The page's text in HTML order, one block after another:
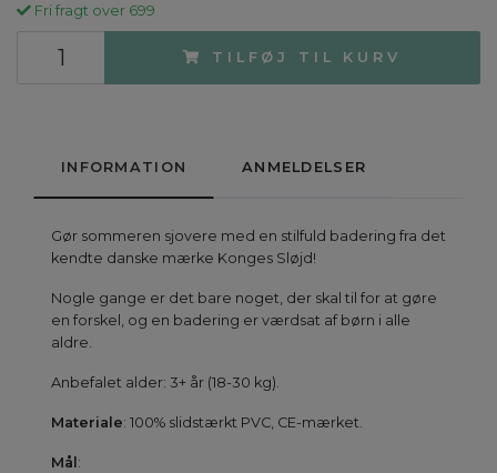
Fri fragt over 699
TILFØJ TIL KURV
INFORMATION ANMELDELSER
Gør sommeren sjovere med en stilfuld badering fra det
kendte danske mærke Konges Sløjd!
Nogle gange er det bare noget, der skal til for at gøre
en forskel, og en badering er værdsat af børn i alle
aldre.
Anbefalet alder: 3+ år (18-30 kg).
Materiale: 100% slidstærkt PVC, CE-mærket.
Mål :